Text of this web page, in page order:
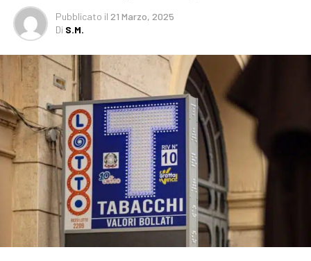
Pubblicato il 21 Marzo, 2025
Di S.M.